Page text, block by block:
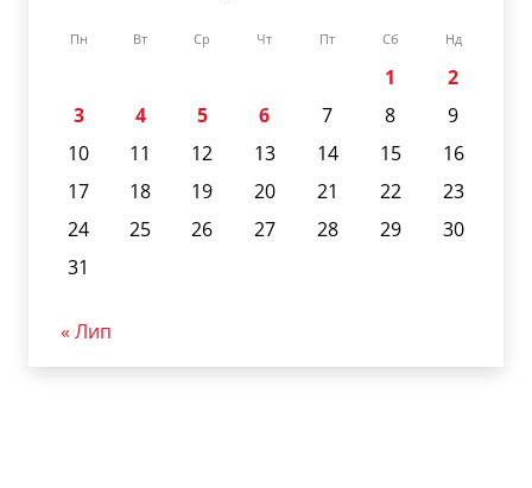
Пн Вт Ср Чт Пт Сб Нд
1
2
3
4 5 6 7 8
9
10
11 12 13 14 15
16
17
18 19 20 21 22
23
24
25 26 27 28 29
30
31
« Лип